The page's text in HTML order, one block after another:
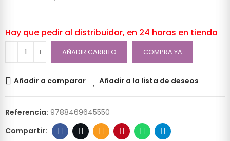
Hay que pedir al distribuidor, en 24 horas en tienda
AÑADIR CARRITO COMPRA YA
Añadir a comparar Añadir a la lista de deseos
Referencia: 9788469645550